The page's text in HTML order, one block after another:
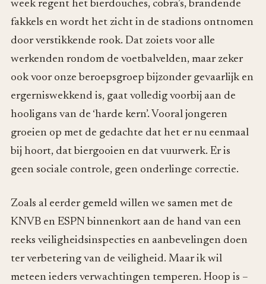
week regent het bierdouches, cobra’s, brandende
fakkels en wordt het zicht in de stadions ontnomen
door verstikkende rook. Dat zoiets voor alle
werkenden rondom de voetbalvelden, maar zeker
ook voor onze beroepsgroep bijzonder gevaarlijk en
ergerniswekkend is, gaat volledig voorbij aan de
hooligans van de ‘harde kern’. Vooral jongeren
groeien op met de gedachte dat het er nu eenmaal
bij hoort, dat biergooien en dat vuurwerk. Er is
geen sociale controle, geen onderlinge correctie.
Zoals al eerder gemeld willen we samen met de
KNVB en ESPN binnenkort aan de hand van een
reeks veiligheidsinspecties en aanbevelingen doen
ter verbetering van de veiligheid. Maar ik wil
meteen ieders verwachtingen temperen. Hoop is –